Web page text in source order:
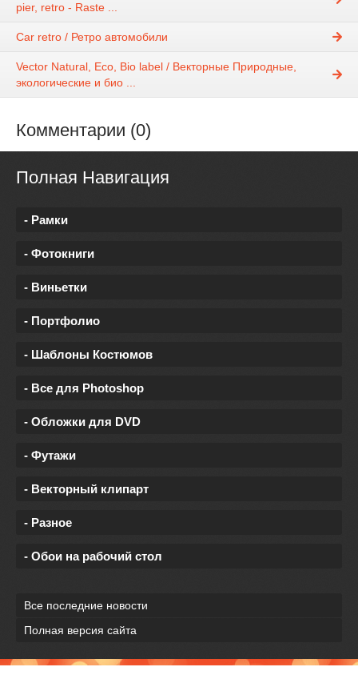
pier, retro - Raste ...
Car retro / Ретро автомобили
Vector Natural, Eco, Bio label / Векторные Природные,
экологические и био ...
Комментарии (0)
Полная Навигация
- Рамки
- Фотокниги
- Виньетки
- Портфолио
- Шаблоны Костюмов
- Все для Photoshop
- Обложки для DVD
- Футажи
- Векторный клипарт
- Разное
- Обои на рабочий стол
Все последние новости
Полная версия сайта